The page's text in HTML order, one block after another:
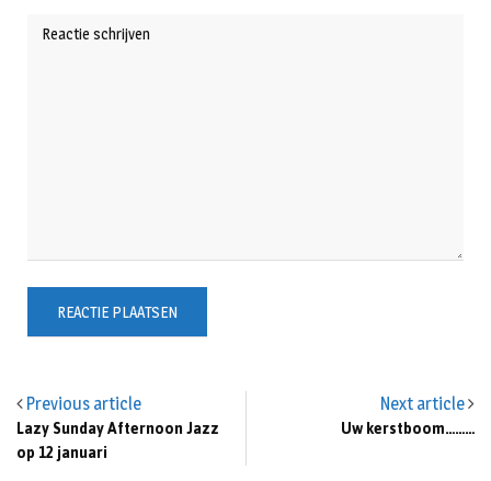
Previous article
Lazy Sunday Afternoon Jazz
op 12 januari
Next article
Uw kerstboom………